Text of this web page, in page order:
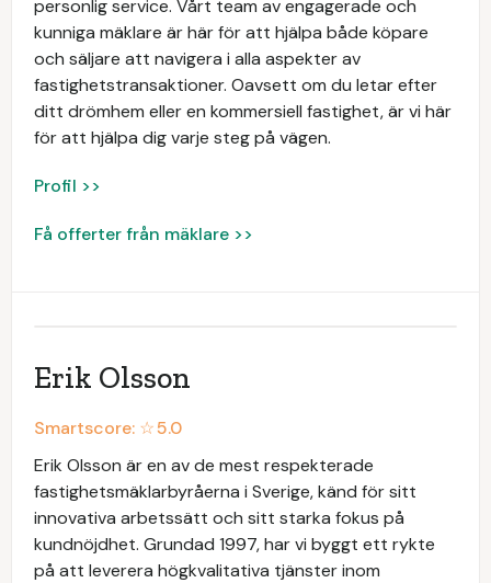
personlig service. Vårt team av engagerade och
kunniga mäklare är här för att hjälpa både köpare
och säljare att navigera i alla aspekter av
fastighetstransaktioner. Oavsett om du letar efter
ditt drömhem eller en kommersiell fastighet, är vi här
för att hjälpa dig varje steg på vägen.
Profil >>
Få offerter från mäklare >>
Erik Olsson
Smartscore: ☆5.0
Erik Olsson är en av de mest respekterade
fastighetsmäklarbyråerna i Sverige, känd för sitt
innovativa arbetssätt och sitt starka fokus på
kundnöjdhet. Grundad 1997, har vi byggt ett rykte
på att leverera högkvalitativa tjänster inom